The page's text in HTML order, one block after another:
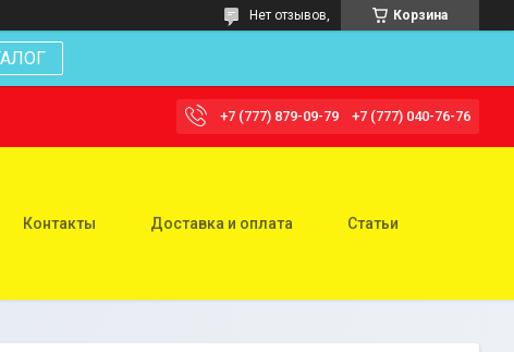
Корзина
Нет отзывов,
+7 (777) 879-09-79 +7 (777) 040-76-76
Контакты Доставка и оплата Статьи